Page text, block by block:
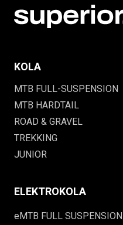
KOLA
MTB FULL-SUSPENSION
MTB HARDTAIL
ROAD & GRAVEL
TREKKING
JUNIOR
ELEKTROKOLA
eMTB FULL SUSPENSION